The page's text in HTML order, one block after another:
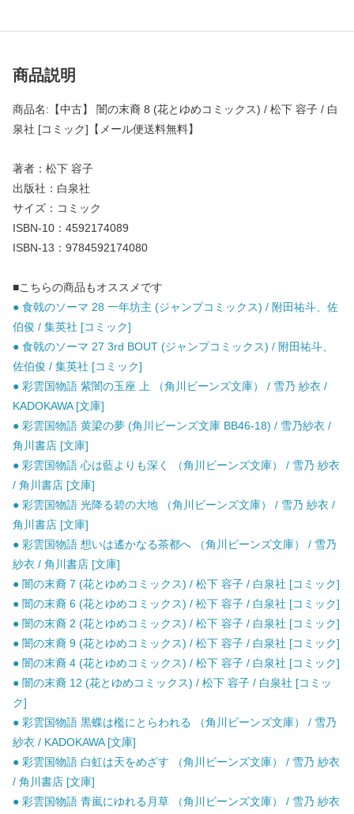
商品説明
商品名:【中古】 闇の末裔 8 (花とゆめコミックス) / 松下 容子 / 白
泉社 [コミック]【メール便送料無料】
著者：松下 容子
出版社：白泉社
サイズ：コミック
ISBN-10：4592174089
ISBN-13：9784592174080
■こちらの商品もオススメです
● 食戟のソーマ 28 一年坊主 (ジャンプコミックス) / 附田祐斗、佐
伯俊 / 集英社 [コミック]
● 食戟のソーマ 27 3rd BOUT (ジャンプコミックス) / 附田祐斗、
佐伯俊 / 集英社 [コミック]
● 彩雲国物語 紫闇の玉座 上 （角川ビーンズ文庫） / 雪乃 紗衣 /
KADOKAWA [文庫]
● 彩雲国物語 黄梁の夢 (角川ビーンズ文庫 BB46-18) / 雪乃紗衣 /
角川書店 [文庫]
● 彩雲国物語 心は藍よりも深く （角川ビーンズ文庫） / 雪乃 紗衣
/ 角川書店 [文庫]
● 彩雲国物語 光降る碧の大地 （角川ビーンズ文庫） / 雪乃 紗衣 /
角川書店 [文庫]
● 彩雲国物語 想いは遙かなる茶都へ （角川ビーンズ文庫） / 雪乃
紗衣 / 角川書店 [文庫]
● 闇の末裔 7 (花とゆめコミックス) / 松下 容子 / 白泉社 [コミック]
● 闇の末裔 6 (花とゆめコミックス) / 松下 容子 / 白泉社 [コミック]
● 闇の末裔 2 (花とゆめコミックス) / 松下 容子 / 白泉社 [コミック]
● 闇の末裔 9 (花とゆめコミックス) / 松下 容子 / 白泉社 [コミック]
● 闇の末裔 4 (花とゆめコミックス) / 松下 容子 / 白泉社 [コミック]
● 闇の末裔 12 (花とゆめコミックス) / 松下 容子 / 白泉社 [コミッ
ク]
● 彩雲国物語 黒蝶は檻にとらわれる （角川ビーンズ文庫） / 雪乃
紗衣 / KADOKAWA [文庫]
● 彩雲国物語 白虹は天をめざす （角川ビーンズ文庫） / 雪乃 紗衣
/ 角川書店 [文庫]
● 彩雲国物語 青嵐にゆれる月草 （角川ビーンズ文庫） / 雪乃 紗衣